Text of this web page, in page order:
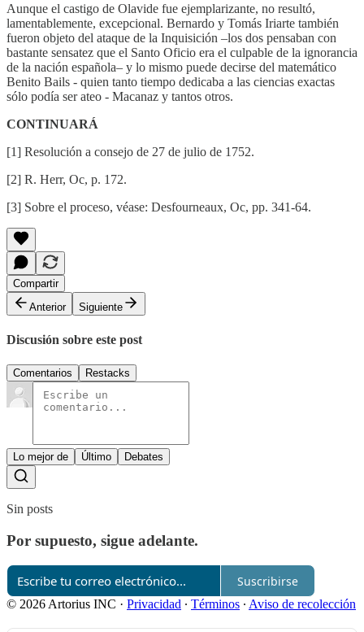
Aunque el castigo de Olavide fue ejemplarizante, no resultó,
lamentablemente, excepcional. Bernardo y Tomás Iriarte también
fueron objeto del ataque de la Inquisición –los dos pensaban con
bastante sensatez que el Santo Oficio era el culpable de la ignorancia
de la nación española– y lo mismo puede decirse del matemático
Benito Bails - quien tanto tiempo dedicaba a las ciencias exactas
sólo podía ser ateo - Macanaz y tantos otros.
CONTINUARÁ
[1] Resolución a consejo de 27 de julio de 1752.
[2] R. Herr, Oc, p. 172.
[3] Sobre el proceso, véase: Desfourneaux, Oc, pp. 341-64.
Compartir
Anterior
Siguiente
Discusión sobre este post
Comentarios Restacks
Lo mejor de Último Debates
Sin posts
Por supuesto, sigue adelante.
Suscribirse
© 2026 Artorius INC · Privacidad ∙ Términos ∙ Aviso de recolección